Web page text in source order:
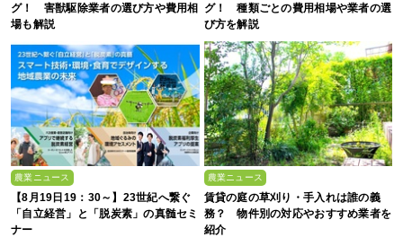
グ！ 害獣駆除業者の選び方や費用相
場も解説
グ！ 種類ごとの費用相場や業者の選
び方を解説
農業ニュース
【8月19日19：30～】23世紀へ繋ぐ
「自立経営」と「脱炭素」の真髄セミ
ナー
農業ニュース
賃貸の庭の草刈り・手入れは誰の義
務？ 物件別の対応やおすすめ業者を
紹介